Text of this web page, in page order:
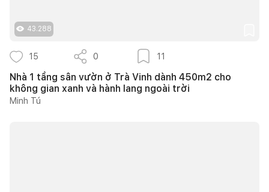
43.288
15 0 11
Nhà 1 tầng sân vườn ở Trà Vinh dành 450m2 cho
không gian xanh và hành lang ngoài trời
Minh Tú